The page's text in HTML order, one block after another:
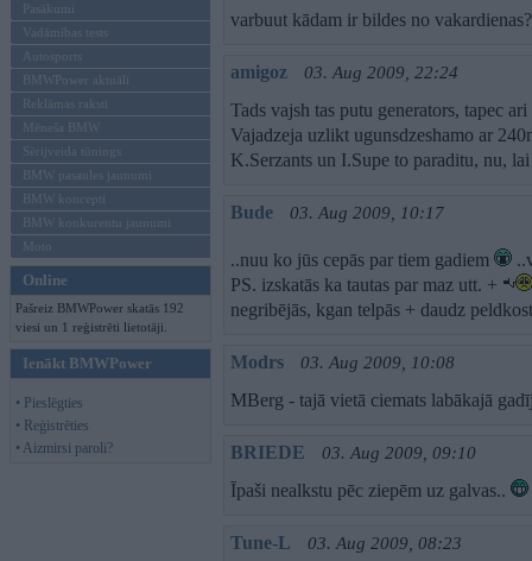
Pasākumi
Vadāmības tests
Autosports
BMWPower aktuāli
Reklāmas raksti
Mēneša BMW
Sērijveida tūnings
BMW pasaules jaunumi
BMW koncepti
BMW konkurentu jaunumi
Moto
Online
Pašreiz BMWPower skatās 192
viesi un 1 reģistrēti lietotāji.
Ienākt BMWPower
• Pieslēgties
• Reģistrēties
• Aizmirsi paroli?
varbuut kādam ir bildes no vakardienas?
amigoz 03. Aug 2009, 22:24
Tads vajsh tas putu generators, tapec
Vajadzeja uzlikt ugunsdzeshamo ar
K.Serzants un I.Supe to paraditu, nu,
Bude 03. Aug 2009, 10:17
..nuu ko jūs cepās par tiem gadiem
PS. izskatās ka tautas par maz utt. +
negribējās, kgan telpās + daudz
Modrs 03. Aug 2009, 10:08
MBerg - tajā vietā ciemats labākajā
BRIEDE 03. Aug 2009, 09:10
Īpaši nealkstu pēc ziepēm uz galvas..
Tune-L 03. Aug 2009, 08:23